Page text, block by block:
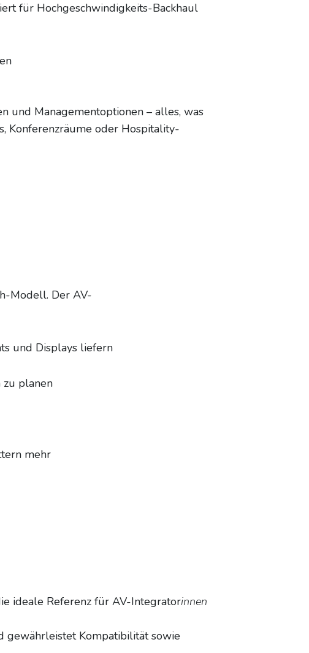
für Hochgeschwindigkeits-Backhaul
und Managementoptionen – alles, was
Konferenzräume oder Hospitality-
Modell. Der AV-
und Displays liefern
planen
mehr
ideale Referenz für AV-Integratorinnen
gewährleistet Kompatibilität sowie